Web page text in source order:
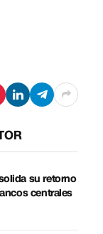
su retorno
centrales